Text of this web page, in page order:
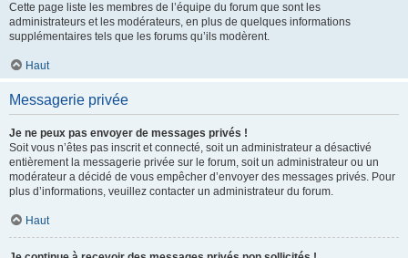
Cette page liste les membres de l’équipe du forum que sont les
administrateurs et les modérateurs, en plus de quelques informations
supplémentaires tels que les forums qu’ils modèrent.
Haut
Messagerie privée
Je ne peux pas envoyer de messages privés !
Soit vous n’êtes pas inscrit et connecté, soit un administrateur a désactivé
entièrement la messagerie privée sur le forum, soit un administrateur ou un
modérateur a décidé de vous empêcher d’envoyer des messages privés. Pour
plus d’informations, veuillez contacter un administrateur du forum.
Haut